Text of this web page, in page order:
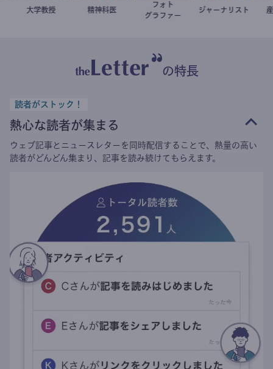
金谷一朗
大学教授 藤野智哉
精神科医 別所隆弘
フォト
グラファー
志葉玲
ジャーナリスト
の特長
読者がストック！
熱心な読者が集まる
ウェブ記事とニュースレターを同時配信することで、熱量の高い
読者がどんどん集まり、記事を読み続けてもらえます。